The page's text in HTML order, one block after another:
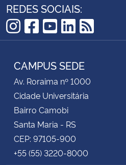
REDES SOCIAIS:
Instagram
Facebook
YouTube
LinkedIn
RSS
CAMPUS SEDE
Av. Roraima nº 1000
Cidade Universitária
Bairro Camobi
Santa Maria - RS
CEP: 97105-900
+55 (55) 3220-8000